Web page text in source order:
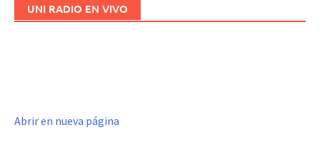
UNI RADIO EN VIVO
Abrir en nueva página